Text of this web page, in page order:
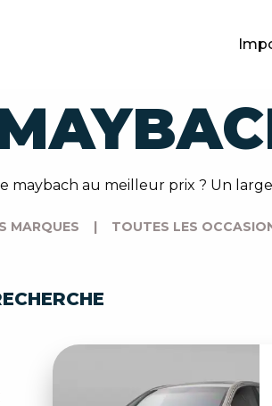
maybach au meilleur prix ? Un
MARQUES | TOUTES LES